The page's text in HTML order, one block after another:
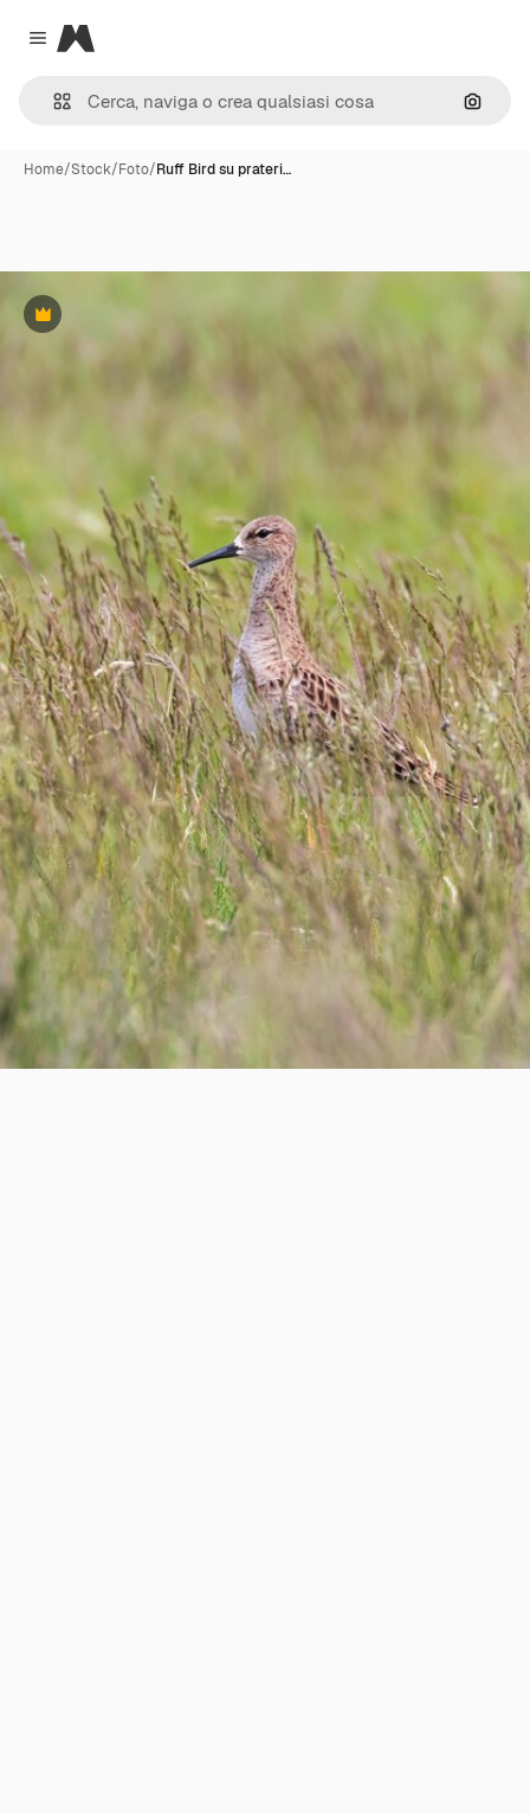
Close menu
Magnific
Cerca
Home/Stock/Foto/Ruff Bird su prateri…
Premium